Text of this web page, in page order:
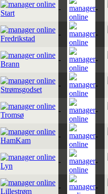
Start
- -
Fredrikstad
- -
Brann
- -
Strømsgodset
- -
Tromsø
- -
HamKam
- -
Lyn
- -
Lillestrøm
- -